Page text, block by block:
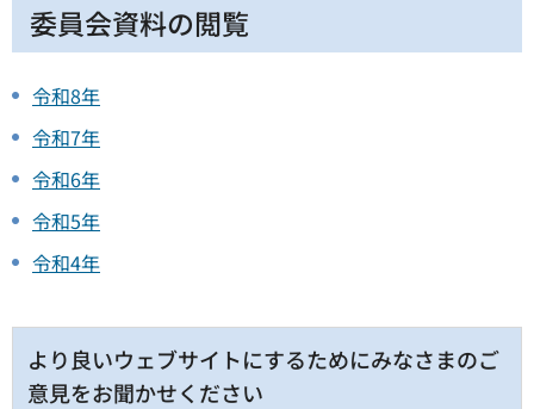
委員会資料の閲覧
令和8年
令和7年
令和6年
令和5年
令和4年
より良いウェブサイトにするためにみなさまのご
意見をお聞かせください